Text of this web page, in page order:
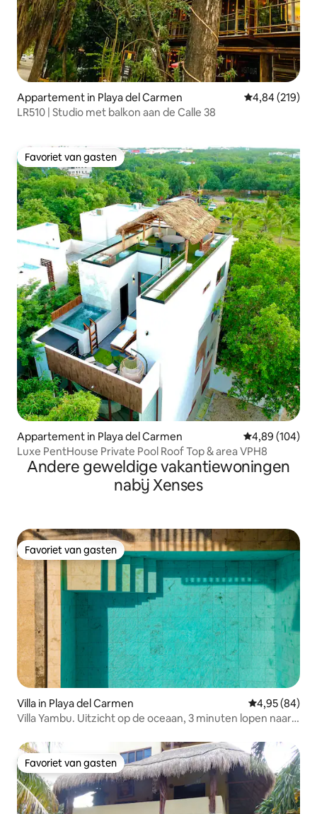
Appartement in Playa del Carmen Gemiddelde
4,84 (219)
LR510 | Studio met balkon aan de Calle 38
Favoriet van gasten
Favoriet van gasten
Appartement in Playa del Carmen Gemiddelde
4,89 (104)
Luxe PentHouse Private Pool Roof Top & area VPH8
Andere geweldige vakantiewoningen
nabij Xenses
Favoriet van gasten
Favoriet van gasten
Villa in Playa del Carmen Gemiddelde
4,95 (84)
Villa Yambu. Uitzicht op de oceaan, 3 minuten lopen naar
Favoriet van gasten
Favoriet van gasten